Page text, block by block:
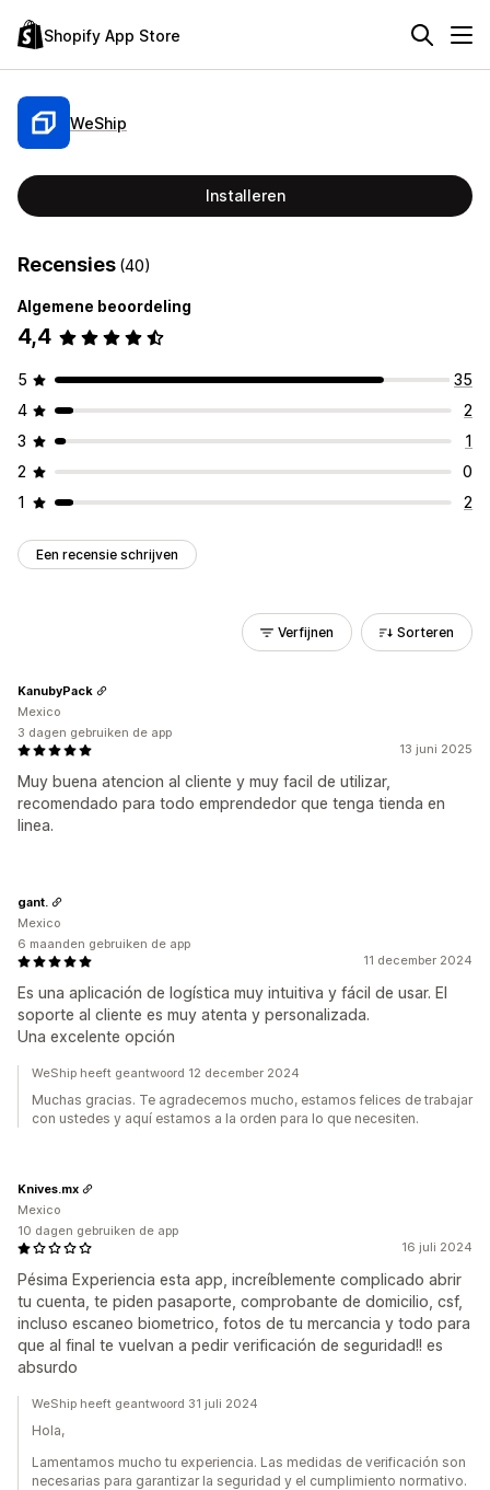
Shopify App Store
WeShip
Installeren
Recensies (40)
Algemene beoordeling
4,4
5
35
4
2
3
1
2
0
1
2
Een recensie schrijven
Verfijnen Sorteren
13 juni 2025
Muy buena atencion al cliente y muy facil de utilizar,
recomendado para todo emprendedor que tenga tienda en
linea.
KanubyPack
Mexico
3 dagen gebruiken de app
11 december 2024
Es una aplicación de logística muy intuitiva y fácil de usar. El
soporte al cliente es muy atenta y personalizada.
Una excelente opción
gant.
Mexico
6 maanden gebruiken de app
WeShip heeft geantwoord 12 december 2024
Muchas gracias. Te agradecemos mucho, estamos felices de trabajar
con ustedes y aquí estamos a la orden para lo que necesiten.
16 juli 2024
Pésima Experiencia esta app, increíblemente complicado abrir
tu cuenta, te piden pasaporte, comprobante de domicilio, csf,
incluso escaneo biometrico, fotos de tu mercancia y todo para
que al final te vuelvan a pedir verificación de seguridad!! es
absurdo
Knives.mx
Mexico
10 dagen gebruiken de app
WeShip heeft geantwoord 31 juli 2024
Hola,
Lamentamos mucho tu experiencia. Las medidas de verificación son
necesarias para garantizar la seguridad y el cumplimiento normativo.